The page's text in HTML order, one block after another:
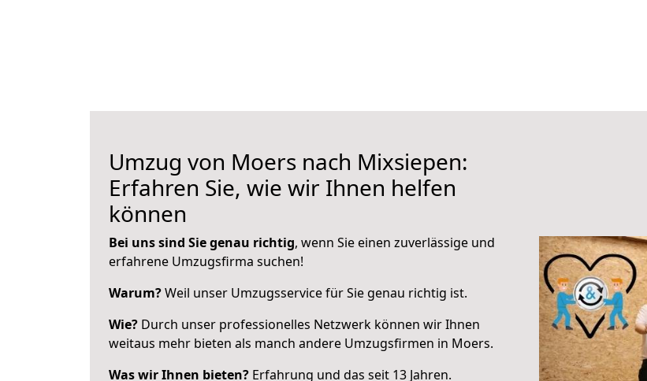
Umzug von Moers nach Mixsiepen:
Erfahren Sie, wie wir Ihnen helfen
können
Bei uns sind Sie genau richtig, wenn Sie einen zuverlässige und
erfahrene Umzugsfirma suchen!
Warum?Weil unser Umzugsservice für Sie genau richtig ist.
Wie? Durch unser professionelles Netzwerk können wir Ihnen
weitaus mehr bieten als manch andere Umzugsfirmen in Moers.
Was wir Ihnen bieten? Erfahrung und das seit 13 Jahren.